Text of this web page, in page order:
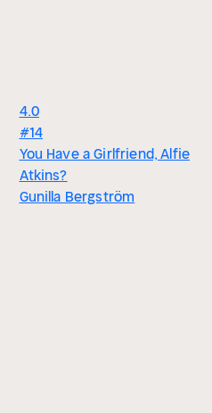
4.0
#14
You Have a Girlfriend, Alfie
Atkins?
Gunilla Bergström